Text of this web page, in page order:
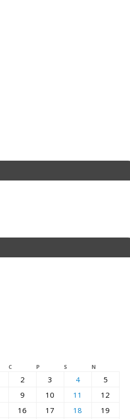
C P S N
2 3 4
5
9 10 11
12
16 17 18
19